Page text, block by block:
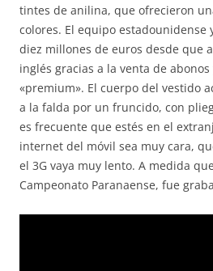
tintes de anilina, que ofrecieron
colores. El equipo estadounidense
diez millones de euros desde que
inglés gracias a la venta de
«premium». El cuerpo del vestido
a la falda por un fruncido, con
es frecuente que estés en el
internet del móvil sea muy cara,
el 3G vaya muy lento. A medida
Campeonato Paranaense, fue